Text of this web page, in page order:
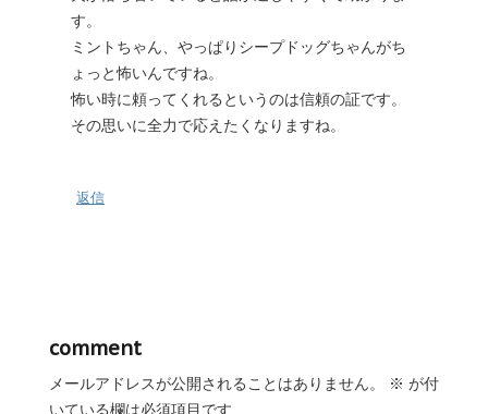
す。
ミントちゃん、やっぱりシープドッグちゃんがち
ょっと怖いんですね。
怖い時に頼ってくれるというのは信頼の証です。
その思いに全力で応えたくなりますね。
返信
comment
メールアドレスが公開されることはありません。 ※ が付
いている欄は必須項目です